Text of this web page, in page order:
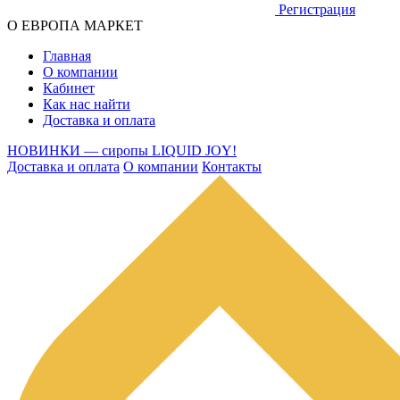
Регистрация
О ЕВРОПА МАРКЕТ
Главная
О компании
Кабинет
Как нас найти
Доставка и оплата
НОВИНКИ — сиропы LIQUID JOY!
Доставка и оплата О компании Контакты